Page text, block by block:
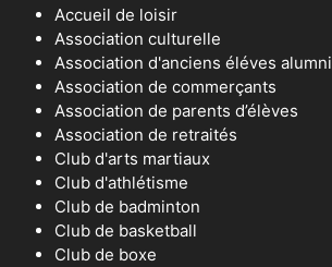
Accueil de loisir
Association culturelle
Association d'anciens éléves alumni
Association de commerçants
Association de parents d’élèves
Association de retraités
Club d'arts martiaux
Club d'athlétisme
Club de badminton
Club de basketball
Club de boxe